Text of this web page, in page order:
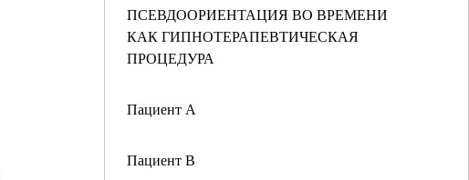
ПСЕВДООРИЕНТАЦИЯ ВО ВРЕМЕНИ
КАК ГИПНОТЕРАПЕВТИЧЕСКАЯ
ПРОЦЕДУРА
Пациент А
Пациент В